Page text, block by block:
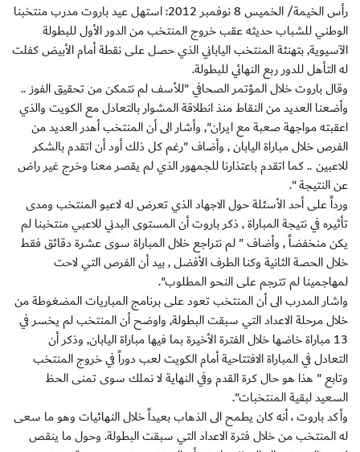
رأس الخيمة/ الخميس 8 نوفمبر 2012: استهل عيد باروت مدرب منتخبنا
الوطني للشباب حديثه عقب خروج المنتخب من الدور الأول للبطولة
الآسيوية, بتهنئة المنتخب الياباني الذي حصل على نقطة أمام الأبيض كفلت
له التأهل للدور ربع النهائي للبطولة.
وقال باروت خلال المؤتمر الصحافي "للأسف لم نتمكن من تحقيق الفوز ..
وأضعنا العديد من النقاط منذ انطلاقة المشوار بالتعادل مع الكويت والذي
اعقبته مواجهة صعبة مع ايران", وأشار الى أن المنتخب أهدر العديد من
الفرص خلال مباراة اليابان , وأضاف "رغم كل ذلك أود أن اتقدم بالشكر
للاعبين .. كما اتقدم باعتذارنا للجمهور الذي لم يقصر معنا وخرج غير راض
عن النتيجة ".
ورداً على أحد الأسئلة حول الاجهاد الذي تعرض له لاعبو المنتخب ومدى
تأثيره في نتيجة المباراة , ذكر باروت أن المستوى البدني للاعبي منتخبنا لم
يكن منخفضاً , وأضاف " لم نتراجع خلال المباراة سوى عشرة دقائق فقط
خلال الحصة الثانية وكنا الطرف الأفضل , بيد أن الفرص التي لاحت
لمهاجمينا لم تترجم على النحو المطلوب".
واشار المدرب الى أن المنتخب تعود على برنامج المباريات المضغوطة من
خلال مرحلة الاعداد التي سبقت البطولة, واوضح أن المنتخب لم يخسر في
13 مباراة خاضها خلال الفترة الأخيرة بما فيها مباراة اليابان, وذكر أن
التعادل في المباراة الافتتاحية أمام الكويت لعب دوراً في خروج المنتخب
وتابع " هذا هو حال كرة القدم وفي النهاية لا نملك سوى تمنى الحظ
السعيد لبقية المنتخبات".
وأكد باروت ، أنه كان يطمح الى الذهاب بعيداً خلال النهائيات وهو ما سعى
له المنتخب من خلال فترة الاعداد التي سبقت البطولة. وحول ما ينقص